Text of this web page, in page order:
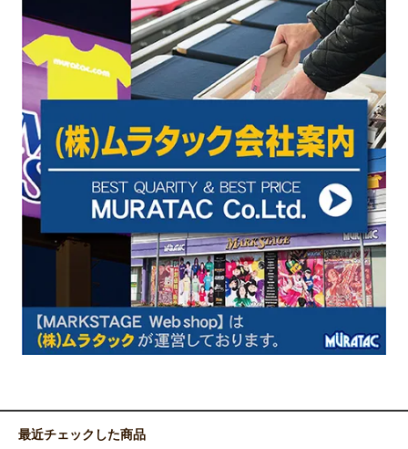
最近チェックした商品